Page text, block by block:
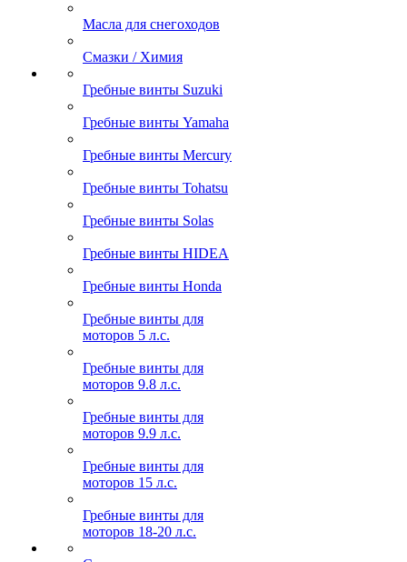
Масла для снегоходов
Смазки / Химия
Гребные винты Suzuki
Гребные винты Yamaha
Гребные винты Mercury
Гребные винты Tohatsu
Гребные винты Solas
Гребные винты HIDEA
Гребные винты Honda
Гребные винты для
моторов 5 л.с.
Гребные винты для
моторов 9.8 л.с.
Гребные винты для
моторов 9.9 л.с.
Гребные винты для
моторов 15 л.с.
Гребные винты для
моторов 18-20 л.с.